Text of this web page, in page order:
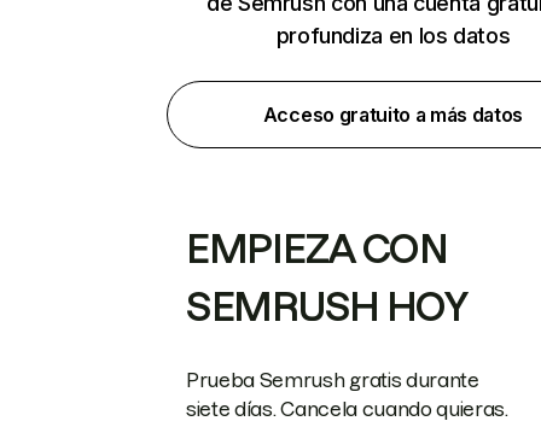
profundiza en los datos
Acceso gratuito a más datos
EMPIEZA CON
SEMRUSH HOY
Prueba Semrush gratis durante
siete días. Cancela cuando quieras.